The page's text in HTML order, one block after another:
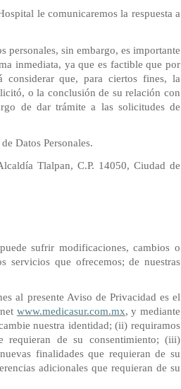
le comunicaremos la respuesta a
personales, sin embargo, es importante
inmediata, ya que es factible que por
considerar que, para ciertos fines, la
o la conclusión de su relación con
de dar trámite a las solicitudes de
Datos Personales.
Tlalpan, C.P. 14050, Ciudad de
sufrir modificaciones, cambios o
servicios que ofrecemos; de nuestras
al presente Aviso de Privacidad es el
www.medicasur.com.mx, y mediante
nuestra identidad; (ii) requiramos
requieran de su consentimiento; (iii)
finalidades que requieran de su
adicionales que requieran de su